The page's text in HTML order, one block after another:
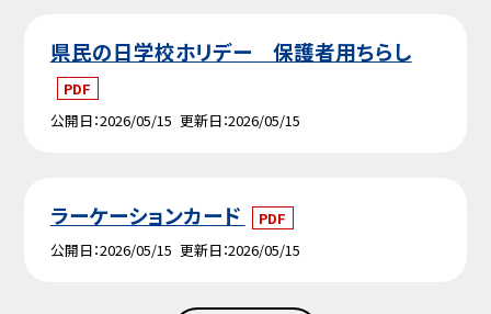
県民の日学校ホリデー 保護者用ちらし
PDF
公開日 2026/05/15 更新日 2026/05/15
ラーケーションカード
PDF
公開日 2026/05/15 更新日 2026/05/15